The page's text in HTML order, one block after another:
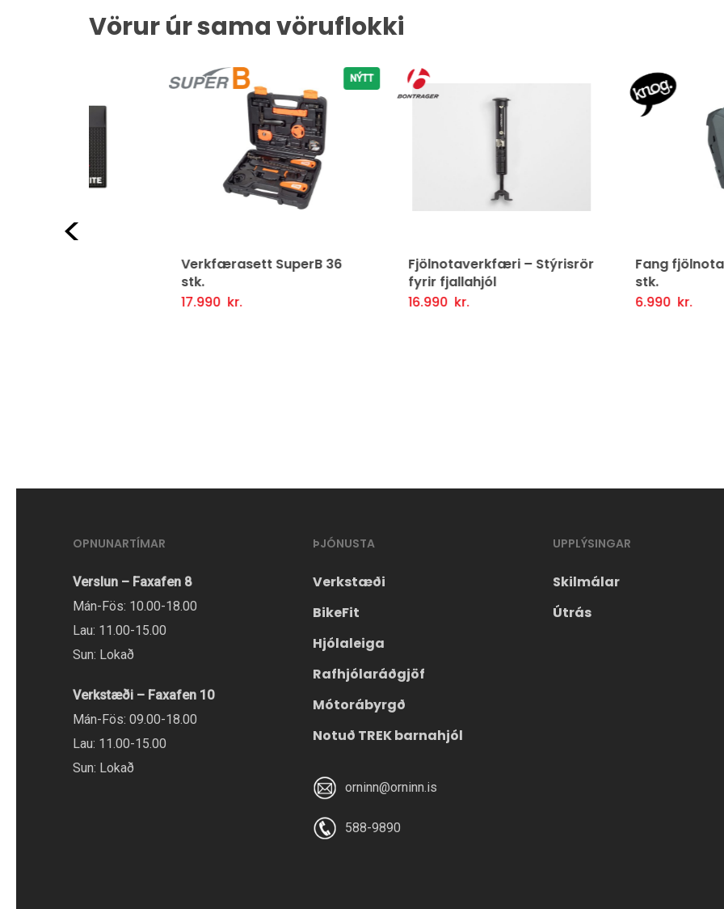
Vörur úr sama vöruflokki
Verkfærasett SuperB 36
Setja Í Körfu Fljótlegt yfirlit
Fjölnotaverkfæri – Stýrisrör
fyrir fjallahjól
Setja Í Körfu Fljótlegt yfirlit
Fang fjölnotaverkfæri
Setja Í Körfu Fljótlegt
OPNUNARTÍMAR
Verslun – Faxafen 8
Mán-Fös: 10.00-18.00
Lau: 11.00-15.00
Sun: Lokað
Verkstæði – Faxafen 10
Mán-Fös: 09.00-18.00
Lau: 11.00-15.00
Sun: Lokað
ÞJÓNUSTA
Verkstæði
BikeFit
Hjólaleiga
Rafhjólaráðgjöf
Mótorábyrgð
Notuð TREK barnahjól
orninn@orninn.is
588-9890
UPPLÝSINGAR
Skilmálar
Útrás